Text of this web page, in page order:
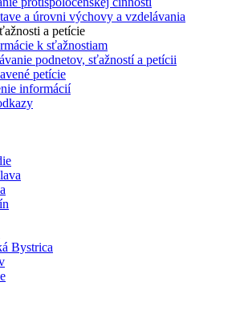
a úrovni výchovy a vzdelávania
a petície
k sťažnostiam
podnetov, sťažností a petícii
petície
informácií
Bystrica